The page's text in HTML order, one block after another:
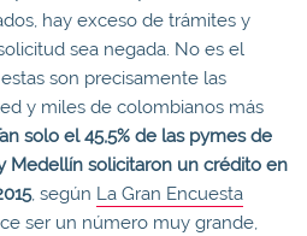
hay exceso de trámites y
sea negada. No es el
son precisamente las
y miles de colombianos más
solo el 45,5% de las pymes de
Medellín solicitaron un crédito en
, según La Gran Encuesta
ser un número muy grande,